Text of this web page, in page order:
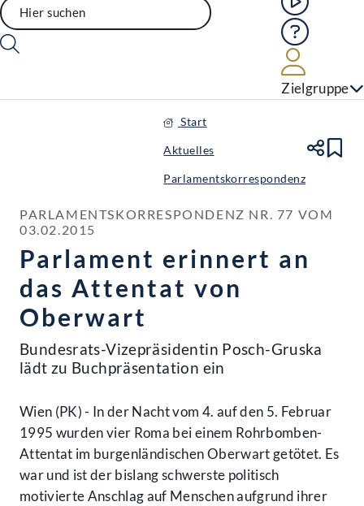
Hilfe
Zielgruppe
Start
Aktuelles
Parlamentskorrespondenz
PARLAMENTSKORRESPONDENZ NR. 77 VOM
03.02.2015
Parlament erinnert an
das Attentat von
Oberwart
Bundesrats-Vizepräsidentin Posch-Gruska
lädt zu Buchpräsentation ein
Wien (PK) - In der Nacht vom 4. auf den 5. Februar
1995 wurden vier Roma bei einem Rohrbomben-
Attentat im burgenländischen Oberwart getötet. Es
war und ist der bislang schwerste politisch
motivierte Anschlag auf Menschen aufgrund ihrer